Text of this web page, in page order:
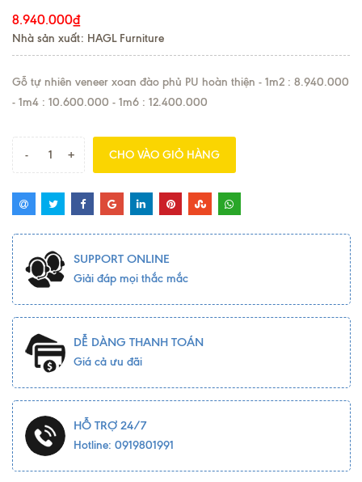
8.940.000₫
Nhà sản xuất: HAGL Furniture
Gỗ tự nhiên veneer xoan đào phủ PU hoàn thiện - 1m2 : 8.940.000
- 1m4 : 10.600.000 - 1m6 : 12.400.000
- + CHO VÀO GIỎ HÀNG
SUPPORT ONLINE
Giải đáp mọi thắc mắc
DỄ DÀNG THANH TOÁN
Giá cả ưu đãi
HỖ TRỢ 24/7
Hotline: 0919801991